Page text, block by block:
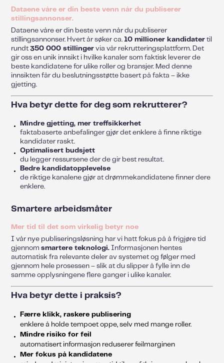
Dataene våre er din beste venn når du publiserer
stillingsannonser.
Dataene våre er din beste venn når du publiserer
stillingsannonser. Hvert år søker ca.10 millioner kandidater til
rundt350 000 stillinger via vår rekrutteringsplattform. Det
gir oss en unik innsikt i hvilke kanaler som faktisk leverer de
beste kandidatene for ulike roller og bransjer. Med denne
innsikten får du beslutningsstøtte basert på fakta – ikke
gjetting.
Hva betyr dette for deg som rekrutterer?
Mindre gjetting, mer treffsikkerhet
faktabaserte anbefalinger gjør det enklere å finne riktige
kandidater raskt.
Optimalisert budsjett
du legger ressursene der de gir best resultat.
Bedre kandidatopplevelse
de riktige kanalene gjør at drømmekandidatene finner dere
enklere.
Smartere arbeidsmåter
Mer tid til det som virkelig betyr noe
I vår nye publiseringsløsning har vi hatt fokus på å frigjøre tid
gjennomsmartere teknologi. Informasjonen hentes
automatisk fra relevante deler av systemet og følger med
gjennom hele prosessen – slik at du slipper å fylle inn de
samme opplysningene flere ganger i ulike kanaler.
Hva betyr dette i praksis?
Færre klikk, raskere publisering
enklere å holde tempoet oppe, selv med mange roller.
Mindre risiko for feil
automatisert informasjon reduserer feilmarginen
Mer fokus på kandidatene